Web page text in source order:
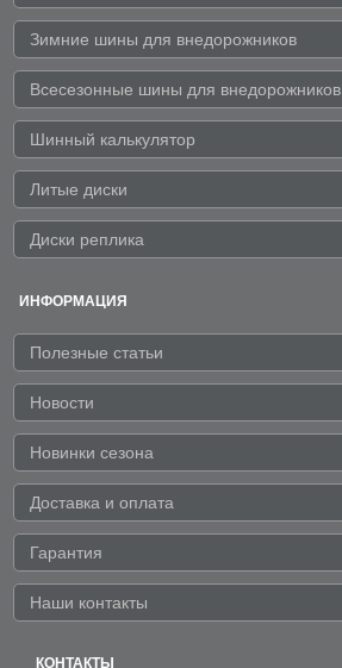
Зимние шины для внедорожников
Всесезонные шины для внедорожников
Шинный калькулятор
Литые диски
Диски реплика
ИНФОРМАЦИЯ
Полезные статьи
Новости
Новинки сезона
Доставка и оплата
Гарантия
Наши контакты
КОНТАКТЫ